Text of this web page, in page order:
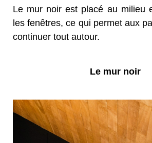
Le mur noir est placé au milieu
les fenêtres, ce qui permet aux
continuer tout autour.
Le mur noir